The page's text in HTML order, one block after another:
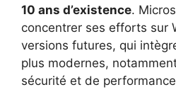
10 ans d’existence.
concentrer ses efforts sur
versions futures, qui
plus modernes,
sécurité et de